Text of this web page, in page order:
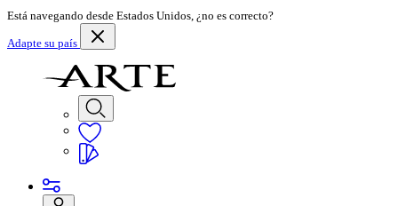
Está navegando desde Estados Unidos, ¿no es correcto?
Adapte su país